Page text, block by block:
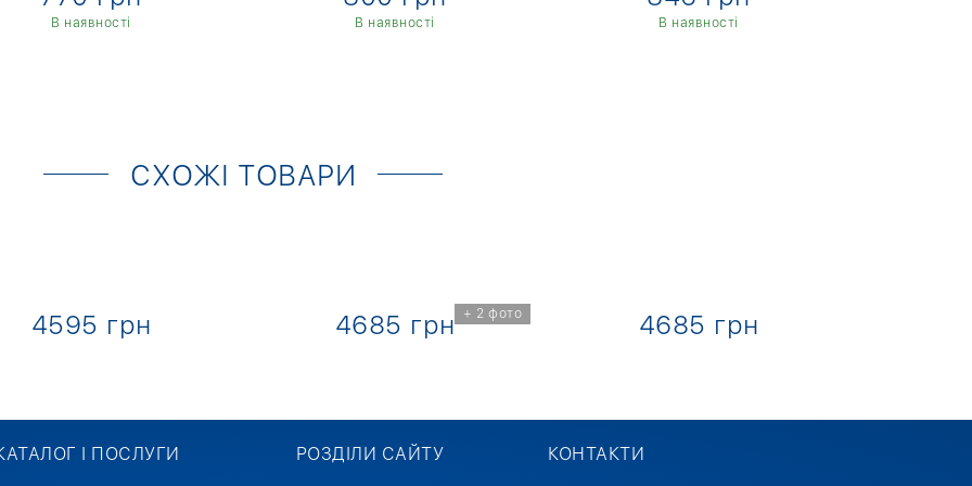
В наявності В наявності В наявності
СХОЖІ ТОВАРИ
4595 грн + 2 фото
4685 грн 4685 грн
І ПОСЛУГИ РОЗДІЛИ САЙТУ КОНТАКТИ